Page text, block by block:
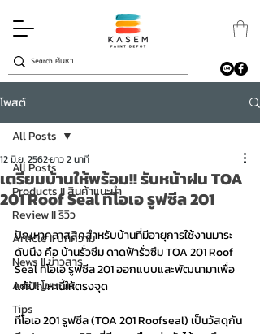
โพสต์
All Posts
Products II สินค้าแนะนำ
Review II รีวิว
Article II บทความ
News II ข่าวสาร
Ads II โฆษณา
Tips
All Posts
เตรียมบ้านให้พร้อม!! รับหน้าฝน TOA
201 Roof Seal ทีโอเอ รูฟซีล 201
12 มิ.ย. 2562ยาว 2 นาที
ปัญหาคลาสสิคสำหรับบ้านที่มีอายุการใช้งานมาระ
ดับนึง คือ บ้านรั่วซึม ดาดฟ้ารั่วซึม TOA 201 Roof
Seal ทีโอเอ รูฟซีล 201 ออกแบบและพัฒนามาเพื่อ
แก้ปัญหานี้ให้ตรงจุด
ทีโอเอ 201 รูฟซีล (TOA 201 Roofseal) เป็นวัสดุกัน